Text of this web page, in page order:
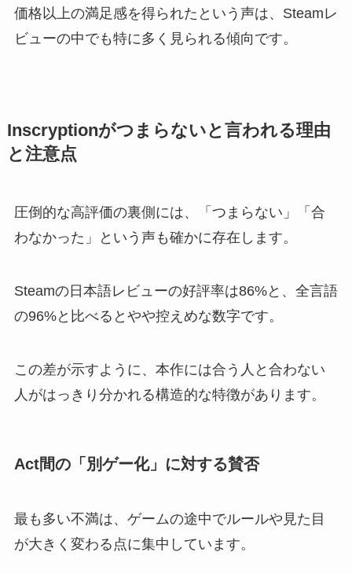
価格以上の満足感を得られたという声は、Steamレ
ビューの中でも特に多く見られる傾向です。
Inscryptionがつまらないと言われる理由
と注意点
圧倒的な高評価の裏側には、「つまらない」「合
わなかった」という声も確かに存在します。
Steamの日本語レビューの好評率は86%と、全言語
の96%と比べるとやや控えめな数字です。
この差が示すように、本作には合う人と合わない
人がはっきり分かれる構造的な特徴があります。
Act間の「別ゲー化」に対する賛否
最も多い不満は、ゲームの途中でルールや見た目
が大きく変わる点に集中しています。